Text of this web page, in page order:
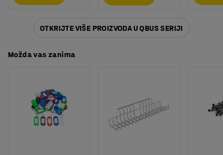
OTKRIJTE VIŠE PROIZVODA U QBUS SERIJI
Možda vas zanima